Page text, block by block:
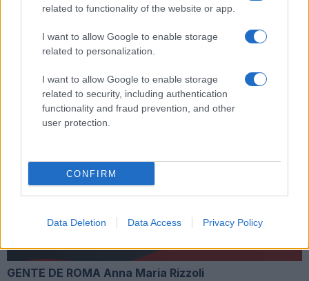
related to functionality of the website or app.
I want to allow Google to enable storage
related to personalization.
I want to allow Google to enable storage
related to security, including authentication
functionality and fraud prevention, and other
user protection.
CONFIRM
Data Deletion Data Access Privacy Policy
Paola Perego in tv: malore in diretta, cosa è
successo?
GENTE DE ROMA Gaia Germani
GENTE DE ROMA Anna Maria Rizzoli